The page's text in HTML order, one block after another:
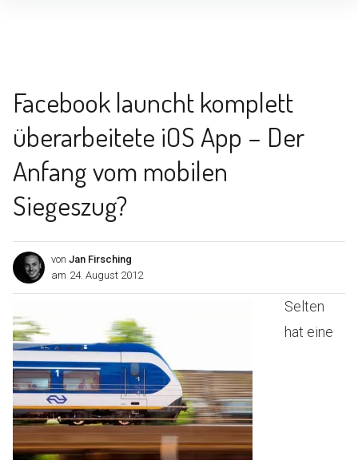
Facebook launcht komplett
überarbeitete iOS App – Der
Anfang vom mobilen
Siegeszug?
von Jan Firsching
am 24. August 2012
Selten
hat eine